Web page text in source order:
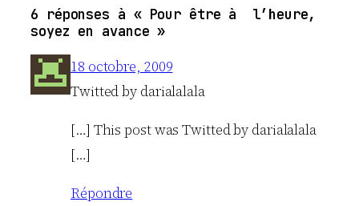
6 réponses à « Pour être à l’heure,
soyez en avance »
18 octobre, 2009
Twitted by darialalala
[…] This post was Twitted by darialalala
[…]
Répondre